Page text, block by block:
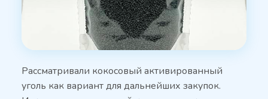
Рассматривали кокосовый активированный
уголь как вариант для дальнейших закупок.